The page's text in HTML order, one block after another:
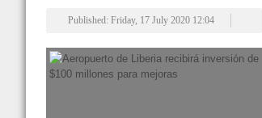
Published: Friday, 17 July 2020 12:04